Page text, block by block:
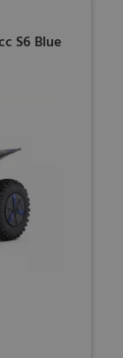
S6 Blue